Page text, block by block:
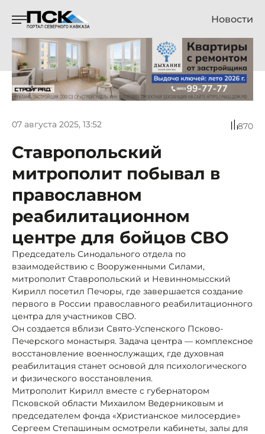
Новости
07 августа 2025, 13:52 870
Ставропольский
митрополит побывал в
православном
реабилитационном
центре для бойцов СВО
Председатель Синодального отдела по
взаимодействию с Вооруженными Силами,
митрополит Ставропольский и Невинномысский
Кирилл посетил Печоры, где завершается создание
первого в России православного реабилитационного
центра для участников СВО.
Он создается вблизи Свято-Успенского Псково-
Печерского монастыря. Задача центра — комплексное
восстановление военнослужащих, где духовная
реабилитация станет основой для психологического
и физического восстановления.
Митрополит Кирилл вместе с губернатором
Псковской области Михаилом Ведерниковым и
председателем фонда «Христианское милосердие»
Сергеем Степашиным осмотрели кабинеты, залы для